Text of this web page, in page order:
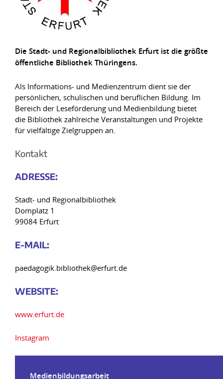
Die Stadt- und Regionalbibliothek Erfurt ist die größte
öffentliche Bibliothek Thüringens.
Als Informations- und Medienzentrum dient sie der
persönlichen, schulischen und beruflichen Bildung. Im
Bereich der Leseförderung und Medienbildung bietet
die Bibliothek zahlreiche Veranstaltungen und Projekte
für vielfältige Zielgruppen an.
Kontakt
ADRESSE:
Stadt- und Regionalbibliothek
Domplatz 1
99084 Erfurt
E-MAIL:
paedagogik.bibliothek@erfurt.de
WEBSITE:
www.erfurt.de
Instagram
Medienbildungsarbeit